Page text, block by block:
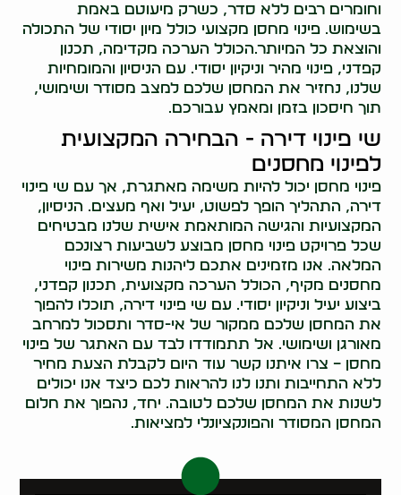
וחומרים רבים ללא סדר, כשרק מיעוטם באמת
בשימוש. פינוי מחסן מקצועי כולל מיון יסודי של התכולה
והוצאת כל המיותר.הכולל הערכה מקדימה, תכנון
קפדני, פינוי מהיר וניקיון יסודי. עם הניסיון והמומחיות
שלנו, נחזיר את המחסן שלכם למצב מסודר ושימושי,
תוך חיסכון בזמן ומאמץ עבורכם.
שי פינוי דירה - הבחירה המקצועית
לפינוי מחסנים
פינוי מחסן יכול להיות משימה מאתגרת, אך עם שי פינוי
דירה, התהליך הופך לפשוט, יעיל ואף מעצים. הניסיון,
המקצועיות והגישה המותאמת אישית שלנו מבטיחים
שכל פרויקט פינוי מחסן מבוצע לשביעות רצונכם
המלאה. אנו מזמינים אתכם ליהנות משירות פינוי
מחסנים מקיף, הכולל הערכה מקצועית, תכנון קפדני,
ביצוע יעיל וניקיון יסודי. עם שי פינוי דירה, תוכלו להפוך
את המחסן שלכם ממקור של אי-סדר ותסכול למרחב
מאורגן ושימושי. אל תתמודדו לבד עם האתגר של פינוי
מחסן – צרו איתנו קשר עוד היום לקבלת הצעת מחיר
ללא התחייבות ותנו לנו להראות לכם כיצד אנו יכולים
לשנות את המחסן שלכם לטובה. יחד, נהפוך את חלום
המחסן המסודר והפונקציונלי למציאות.